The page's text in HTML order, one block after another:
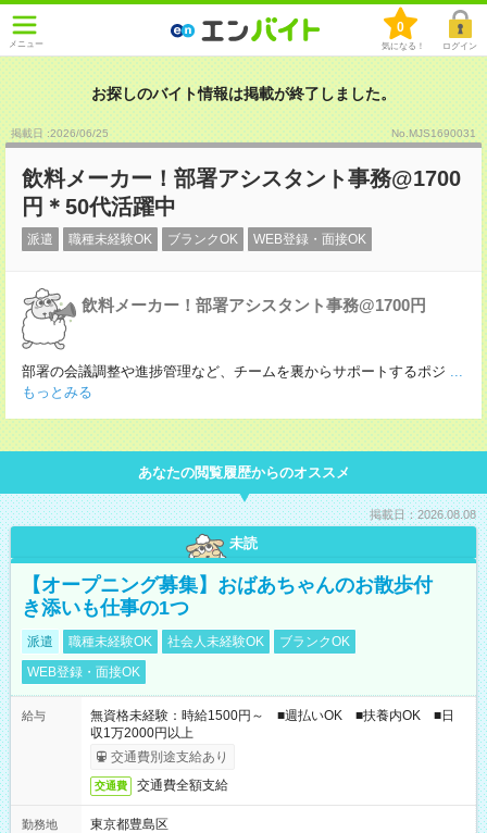
メニュー
0
気になる！ ログイン
お探しのバイト情報は掲載が終了しました。
掲載日 :2026/06/25 No.MJS1690031
飲料メーカー！部署アシスタント事務@1700
円＊50代活躍中
派遣 職種未経験OK ブランクOK WEB登録・面接OK
飲料メーカー！部署アシスタント事務@1700円
部署の会議調整や進捗管理など、チームを裏からサポートするポジ ...
もっとみる
あなたの閲覧履歴からのオススメ
掲載日：2026.08.08
未読
【オープニング募集】おばあちゃんのお散歩付
き添いも仕事の1つ
派遣 職種未経験OK 社会人未経験OK
ブランクOK
WEB登録・面接OK
給与
無資格未経験：時給1500円～ ■週払いOK ■扶養内OK ■日
収1万2000円以上
交通費別途支給あり
交通費 交通費全額支給
勤務地
東京都豊島区